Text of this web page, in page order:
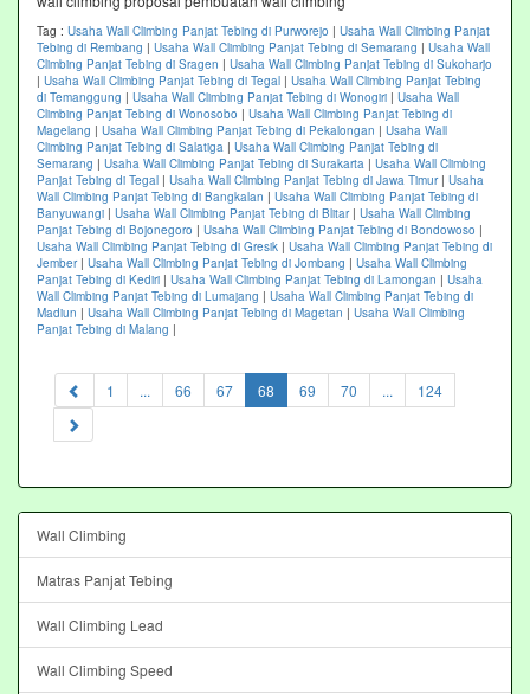
Tag : Usaha Wall Climbing Panjat Tebing di Purworejo | Usaha Wall Climbing Panjat
Tebing di Rembang | Usaha Wall Climbing Panjat Tebing di Semarang | Usaha Wall
Climbing Panjat Tebing di Sragen | Usaha Wall Climbing Panjat Tebing di Sukoharjo
| Usaha Wall Climbing Panjat Tebing di Tegal | Usaha Wall Climbing Panjat Tebing
di Temanggung | Usaha Wall Climbing Panjat Tebing di Wonogiri | Usaha Wall
Climbing Panjat Tebing di Wonosobo | Usaha Wall Climbing Panjat Tebing di
Magelang | Usaha Wall Climbing Panjat Tebing di Pekalongan | Usaha Wall
Climbing Panjat Tebing di Salatiga | Usaha Wall Climbing Panjat Tebing di
Semarang | Usaha Wall Climbing Panjat Tebing di Surakarta | Usaha Wall Climbing
Panjat Tebing di Tegal | Usaha Wall Climbing Panjat Tebing di Jawa Timur| Usaha
Wall Climbing Panjat Tebing di Bangkalan | Usaha Wall Climbing Panjat Tebing di
Banyuwangi | Usaha Wall Climbing Panjat Tebing di Blitar| Usaha Wall Climbing
Panjat Tebing di Bojonegoro | Usaha Wall Climbing Panjat Tebing di Bondowoso |
Usaha Wall Climbing Panjat Tebing di Gresik | Usaha Wall Climbing Panjat Tebing di
Jember| Usaha Wall Climbing Panjat Tebing di Jombang | Usaha Wall Climbing
Panjat Tebing di Kediri | Usaha Wall Climbing Panjat Tebing di Lamongan | Usaha
Wall Climbing Panjat Tebing di Lumajang | Usaha Wall Climbing Panjat Tebing di
Madiun | Usaha Wall Climbing Panjat Tebing di Magetan | Usaha Wall Climbing
Panjat Tebing di Malang |
1 ... 66 67 68 (current)
69 70 ... 124
Wall Climbing
Matras Panjat Tebing
Wall Climbing Lead
Wall Climbing Speed